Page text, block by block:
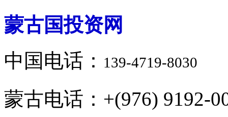
蒙古国投资网
中国电话： 139-4719-8030
蒙古电话：+(976) 9192-